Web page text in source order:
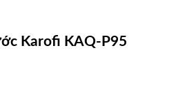
Karofi KAQ-P95